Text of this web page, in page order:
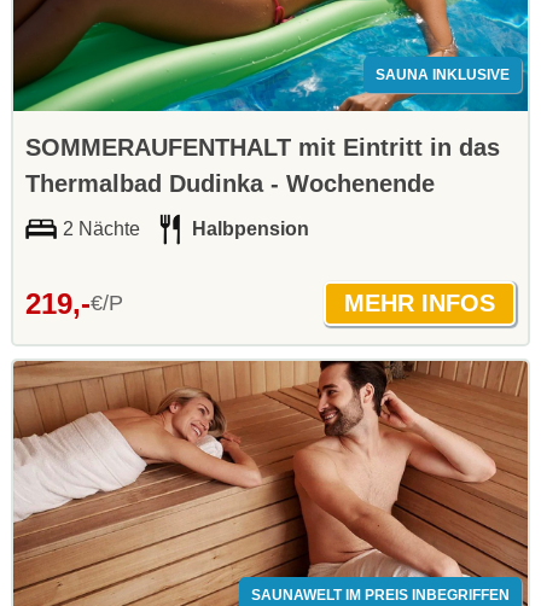
SAUNA INKLUSIVE
SOMMERAUFENTHALT mit Eintritt in das
Thermalbad Dudinka - Wochenende
2 Nächte Halbpension
219,-€/P
SAUNAWELT IM PREIS INBEGRIFFEN